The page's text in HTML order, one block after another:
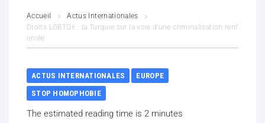
Contenus litigieux
Nous soutenir
Boutique
Accueil
Actus Internationales
Droits LGBTQ+ : la Turquie sur la voie d’une criminalisation renf
orcée
ACTUS INTERNATIONALES
EUROPE
STOP HOMOPHOBIE
The estimated reading time is 2 minutes